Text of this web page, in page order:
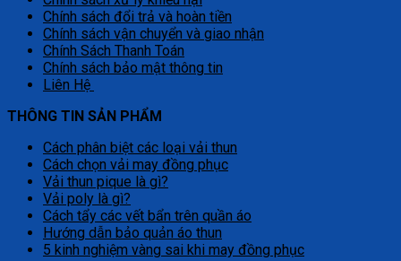
Chính sách đổi trả và hoàn tiền
Chính sách vận chuyển và giao nhận
Chính Sách Thanh Toán
Chính sách bảo mật thông tin
Liên Hệ
THÔNG TIN SẢN PHẨM
Cách phân biệt các loại vải thun
Cách chọn vải may đồng phục
Vải thun pique là gì?
Vải poly là gì?
Cách tẩy các vết bẩn trên quần áo
Hướng dẫn bảo quản áo thun
5 kinh nghiệm vàng sai khi may đồng phục